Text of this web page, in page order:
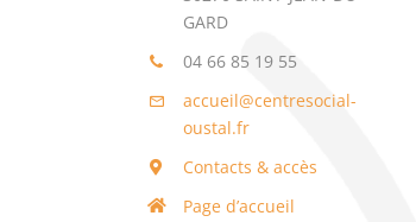
GARD
04 66 85 19 55
accueil@centresocial-
oustal.fr
Contacts & accès
Page d’accueil